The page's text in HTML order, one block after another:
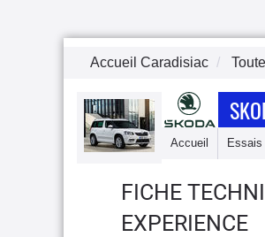
Accueil Caradisiac
Accueil Essais
FICHE
EXPERIENCE